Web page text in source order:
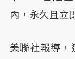
內，永久且立
美聯社報導，